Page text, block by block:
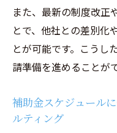
また、最新の制度改正
とで、他社との差別化
とが可能です。こうし
請準備を進めることが
補助金スケジュール
ルティング